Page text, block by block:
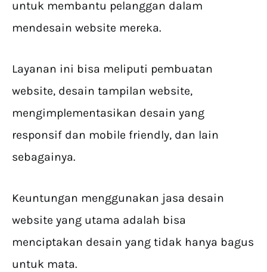
untuk membantu pelanggan dalam
mendesain website mereka.
Layanan ini bisa meliputi pembuatan
website, desain tampilan website,
mengimplementasikan desain yang
responsif dan mobile friendly, dan lain
sebagainya.
Keuntungan menggunakan jasa desain
website yang utama adalah bisa
menciptakan desain yang tidak hanya bagus
untuk mata.